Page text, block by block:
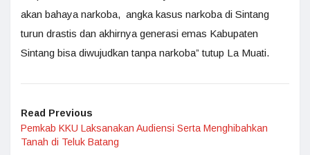
akan bahaya narkoba, angka kasus narkoba di Sintang
turun drastis dan akhirnya generasi emas Kabupaten
Sintang bisa diwujudkan tanpa narkoba” tutup La Muati.
Read Previous
Pemkab KKU Laksanakan Audiensi Serta Menghibahkan
Tanah di Teluk Batang